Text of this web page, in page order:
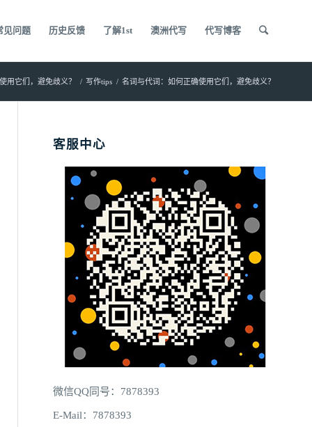
见问题 历史反馈 了解1st 澳洲代写 代写博客
用它们，避免歧义？ / 写作tips / 名词与代词：如何正确使用它们，避免歧义？
客服中心
微信QQ同号：7878393
E-Mail：7878393